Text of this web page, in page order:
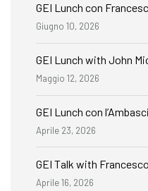
GEI Lunch con
Giugno 10, 2026
GEI Lunch with John
Maggio 12, 2026
GEI Lunch con
Aprile 23, 2026
GEI Talk with
Aprile 16, 2026